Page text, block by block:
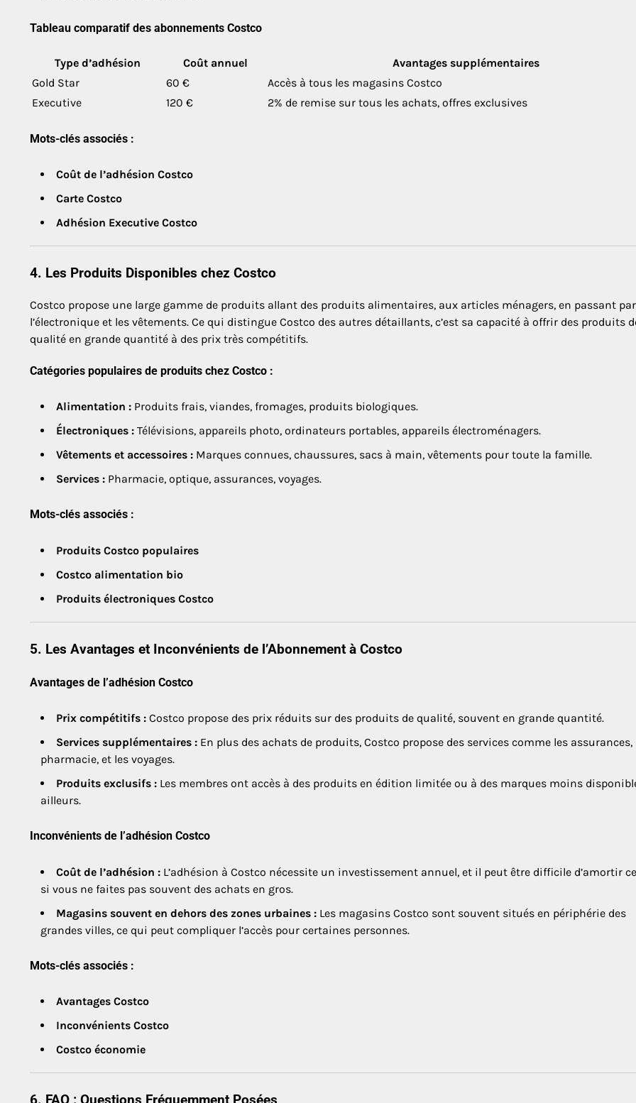
Tableau comparatif des abonnements Costco
Type d’adhésion Coût annuel
Avantages supplémentaires
Gold Star
60 €
Accès à tous les magasins Costco
Executive
120 € 2% de remise sur tous les achats, offres exclusives
Mots-clés associés :
Coût de l’adhésion Costco
Carte Costco
Adhésion Executive Costco
4. Les Produits Disponibles chez Costco
Costco propose une large gamme de produits allant des produits alimentaires, aux articles ménagers, en passant par
l’électronique et les vêtements. Ce qui distingue Costco des autres détaillants, c’est sa capacité à offrir des produits
qualité en grande quantité à des prix très compétitifs.
Catégories populaires de produits chez Costco :
Alimentation : Produits frais, viandes, fromages, produits biologiques.
Électroniques : Télévisions, appareils photo, ordinateurs portables, appareils électroménagers.
Vêtements et accessoires : Marques connues, chaussures, sacs à main, vêtements pour toute la famille.
Services : Pharmacie, optique, assurances, voyages.
Mots-clés associés :
Produits Costco populaires
Costco alimentation bio
Produits électroniques Costco
5. Les Avantages et Inconvénients de l’Abonnement à Costco
Avantages de l’adhésion Costco
Prix compétitifs : Costco propose des prix réduits sur des produits de qualité, souvent en grande quantité.
Services supplémentaires : En plus des achats de produits, Costco propose des services comme les assurances,
pharmacie, et les voyages.
Produits exclusifs : Les membres ont accès à des produits en édition limitée ou à des marques moins
ailleurs.
Inconvénients de l’adhésion Costco
Coût de l’adhésion : L’adhésion à Costco nécessite un investissement annuel, et il peut être difficile d’amortir
si vous ne faites pas souvent des achats en gros.
Magasins souvent en dehors des zones urbaines : Les magasins Costco sont souvent situés en périphérie des
grandes villes, ce qui peut compliquer l’accès pour certaines personnes.
Mots-clés associés :
Avantages Costco
Inconvénients Costco
Costco économie